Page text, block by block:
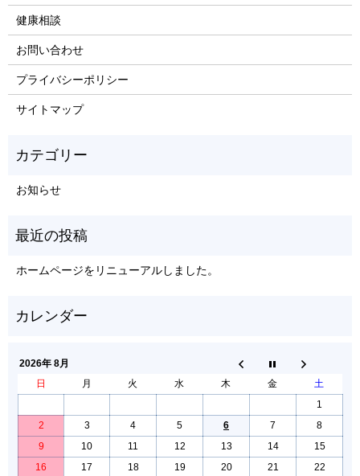
健康相談
お問い合わせ
プライバシーポリシー
サイトマップ
お知らせ
ホームページをリニューアルしました。
2026年 8月
日
月 火 水 木 金
土
1
2
3 4 5 6 7
8
9
10 11 12 13 14
15
16
17 18 19 20 21 22